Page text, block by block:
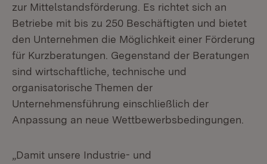
zur Mittelstandsförderung. Es richtet sich an
Betriebe mit bis zu 250 Beschäftigten und bietet
den Unternehmen die Möglichkeit einer Förderung
für Kurzberatungen. Gegenstand der Beratungen
sind wirtschaftliche, technische und
organisatorische Themen der
Unternehmensführung einschließlich der
Anpassung an neue Wettbewerbsbedingungen.
„Damit unsere Industrie- und